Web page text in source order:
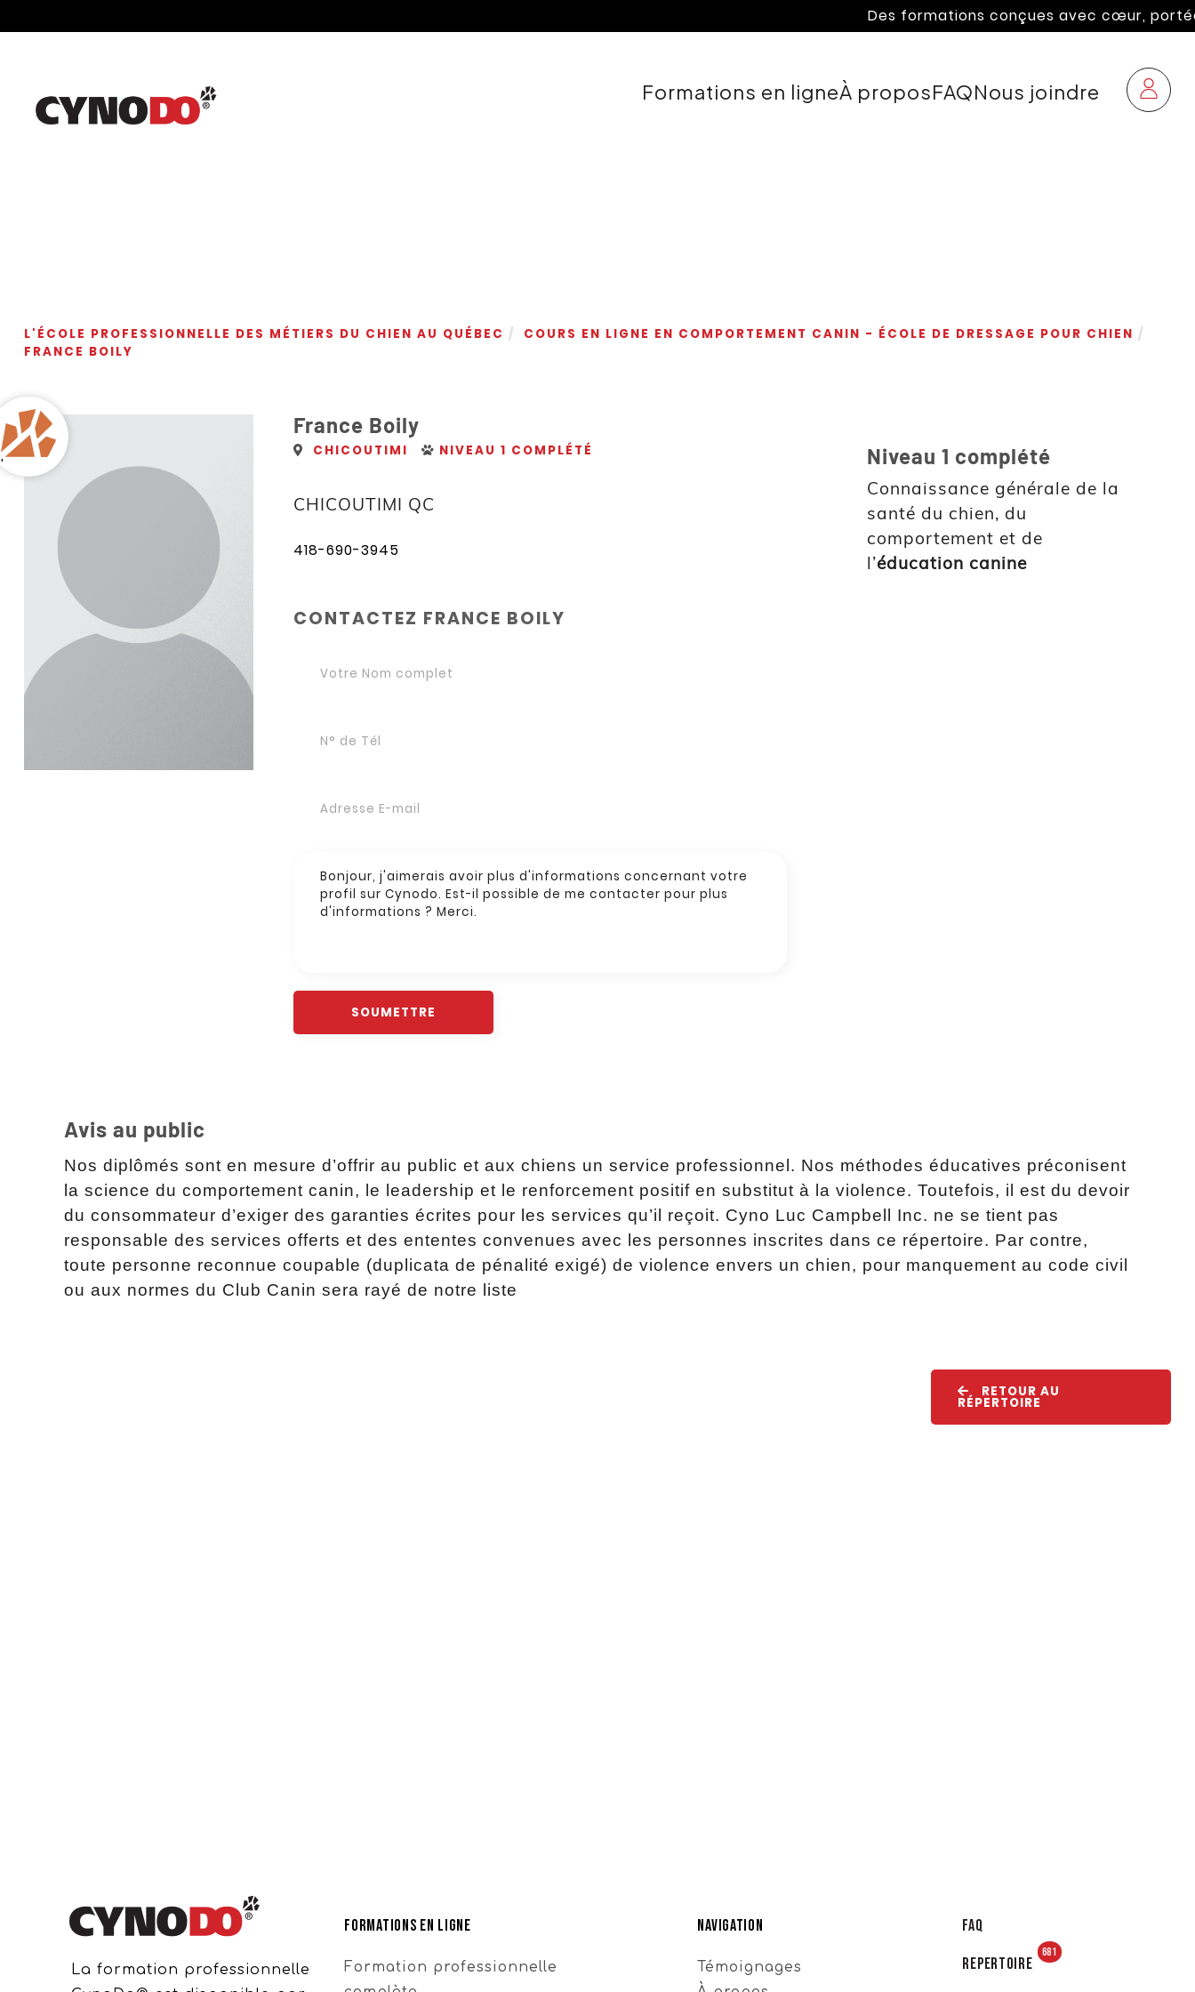
Des formations conçues avec cœur, portées
Formations en ligneÀ proposFAQNous joindre
L'ÉCOLE PROFESSIONNELLE DES MÉTIERS DU CHIEN AU QUÉBEC
COURS EN LIGNE EN COMPORTEMENT CANIN - ÉCOLE DE DRESSAGE POUR CHIEN
FRANCE BOILY
'
France Boily
CHICOUTIMI NIVEAU 1 COMPLÉTÉ
CHICOUTIMI QC
418-690-3945
CONTACTEZ FRANCE BOILY
Niveau 1 complété
Connaissance générale de la
santé du chien, du
comportement et de
l’éducation canine
Avis au public
Nos diplômés sont en mesure d’offrir au public et aux chiens un service professionnel. Nos méthodes éducatives préconisent
la science du comportement canin, le leadership et le renforcement positif en substitut à la violence. Toutefois, il est du devoir
du consommateur d’exiger des garanties écrites pour les services qu’il reçoit. Cyno Luc Campbell Inc. ne se tient pas
responsable des services offerts et des ententes convenues avec les personnes inscrites dans ce répertoire. Par contre,
toute personne reconnue coupable (duplicata de pénalité exigé) de violence envers un chien, pour manquement au code civil
ou aux normes du Club Canin sera rayé de notre liste
RETOUR AU
RÉPERTOIRE
La formation professionnelle
Formations en ligne
Formation professionnelle
Navigation
Témoignages
FAQ
Repertoire
681